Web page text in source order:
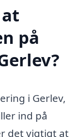
på
i Gerlev,
ind på
det vigtigt at